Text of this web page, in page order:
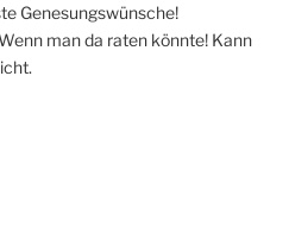
Genesungswünsche!
man da raten könnte! Kann